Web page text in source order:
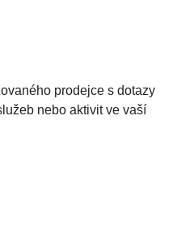
prodejce s dotazy
nebo aktivit ve vaší